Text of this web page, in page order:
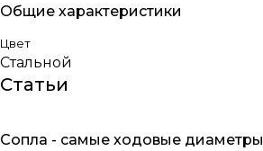
Общие характеристики
Цвет
Стальной
Статьи
Обзоры товаров
Сопла - самые ходовые диаметры